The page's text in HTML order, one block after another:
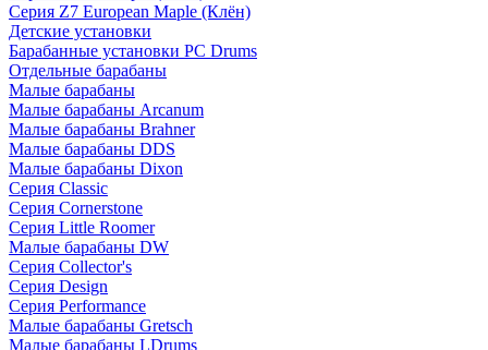
Серия Z7 European Maple (Клён)
Детские установки
Барабанные установки PC Drums
Отдельные барабаны
Малые барабаны
Малые барабаны Arcanum
Малые барабаны Brahner
Малые барабаны DDS
Малые барабаны Dixon
Серия Classic
Серия Cornerstone
Серия Little Roomer
Малые барабаны DW
Серия Collector's
Серия Design
Серия Performance
Малые барабаны Gretsch
Малые барабаны LDrums